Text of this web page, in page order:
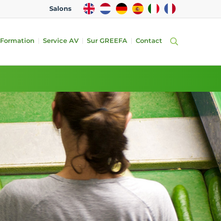
Salons
EN NL DE ES IT FR
Formation Service AV Sur GREEFA Contact